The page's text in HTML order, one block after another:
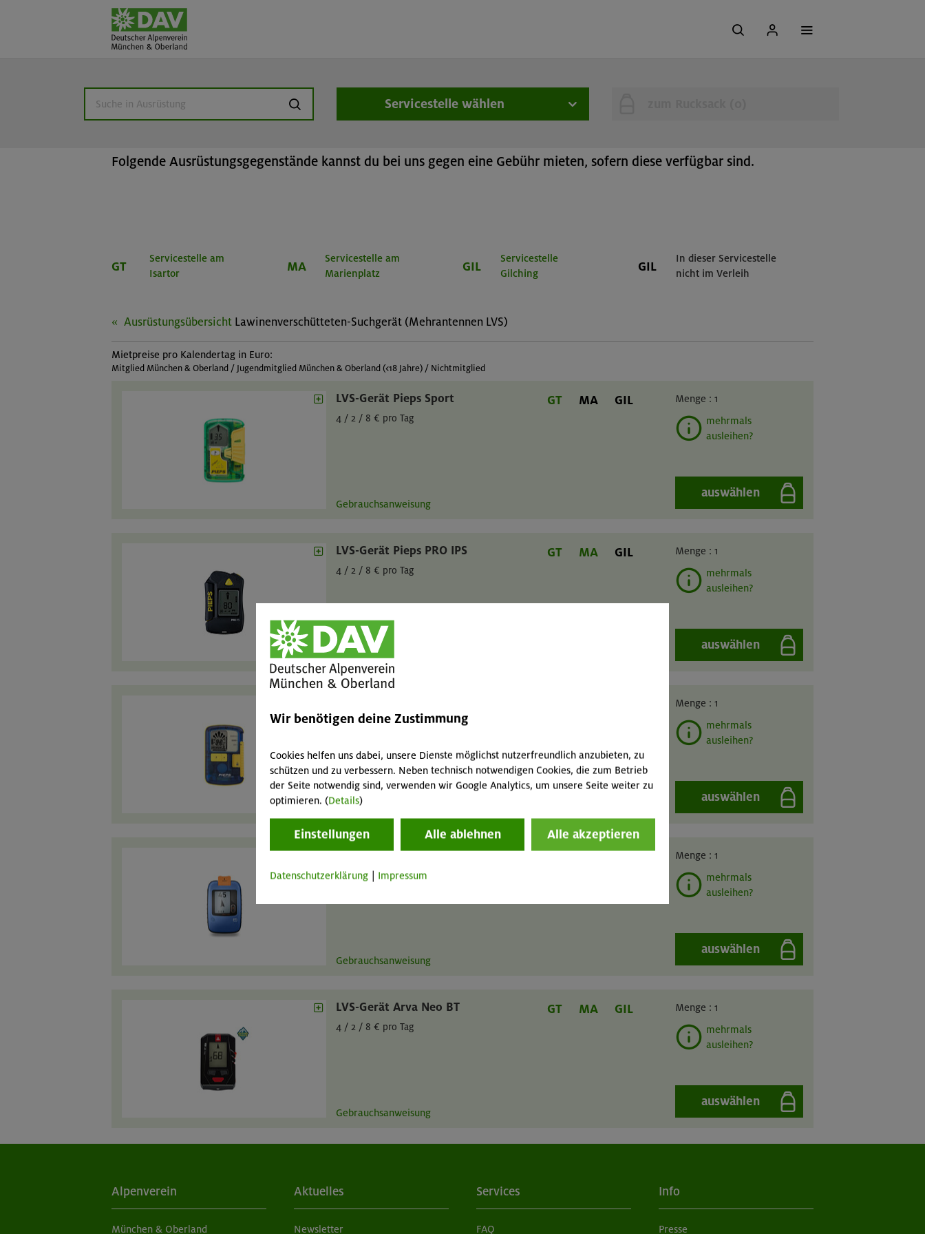
Ausrüstungsverleih
Folgende Ausrüstungsgegenstände kannst du bei uns gegen eine Gebühr mieten, sofern diese verfügbar sind.
suchen Servicestelle wählen
GT
Servicestelle am
Isartor
MA
Servicestelle am
Marienplatz
GIL
Servicestelle
Gilching
GIL
In dieser Servicestelle
nicht im Verleih
Ausrüstungsübersicht Lawinenverschütteten-Suchgerät (Mehrantennen LVS)
Mietpreise pro Kalendertag in Euro:
Mitglied München & Oberland / Jugendmitglied München & Oberland (<18 Jahre) / Nichtmitglied
LVS-Gerät Pieps Sport
4 / 2 / 8 € pro Tag
Gebrauchsanweisung
GT MA GIL Menge : 1
mehrmals
ausleihen?
auswählen
LVS-Gerät Pieps PRO IPS
4 / 2 / 8 € pro Tag
Gebrauchsanweisung
GT MA GIL Menge : 1
mehrmals
ausleihen?
auswählen
4 / 2 / 8 € pro Tag
Gebrauchsanweisung
Menge : 1
mehrmals
ausleihen?
auswählen
LVS-Gerät Ortovox Diract Voice
4 / 2 / 8 € pro Tag
Gebrauchsanweisung
Menge : 1
mehrmals
ausleihen?
auswählen
LVS-Gerät Arva Neo BT
4 / 2 / 8 € pro Tag
Gebrauchsanweisung
GT MA GIL Menge : 1
mehrmals
ausleihen?
auswählen
Alpenverein
München & Oberland
Aktuelles
Newsletter
Services
FAQ
Info
Presse
Wir benötigen deine Zustimmung
Cookies helfen uns dabei, unsere Dienste möglichst nutzerfreundlich anzubieten, zu
schützen und zu verbessern. Neben technisch notwendigen Cookies, die zum Betrieb
der Seite notwendig sind, verwenden wir Google Analytics, um unsere Seite weiter zu
optimieren. (Details)
Einstellungen Alle ablehnen Alle akzeptieren
Datenschutzerklärung Impressum